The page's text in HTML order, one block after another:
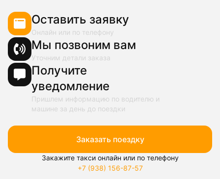
Оставить заявку
Онлайн или по телефону
Мы позвоним вам
Уточним детали заказа
Получите
уведомление
Пришлем информацию по водителю и
машине за день до поездки
Заказать поездку
Закажите такси онлайн или по телефону
+7 (938) 156-87-57